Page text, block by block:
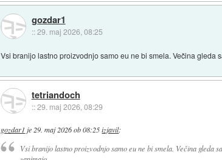
gozdar1
::29. maj 2026, 08:25
Vsi branijo lastno proizvodnjo samo eu ne bi smela. Večina gleda
tetriandoch
::29. maj 2026, 08:29
gozdar1 je29. maj 2026 ob 08:25 izjavil:
Vsi branijo lastno proizvodnjo samo eu ne bi smela. Večina gleda